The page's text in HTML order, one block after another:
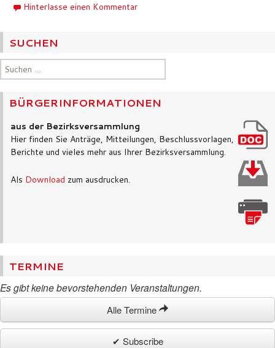
Hinterlasse einen Kommentar
SUCHEN
Suchen
nach:
BÜRGERINFORMATIONEN
aus der Bezirksversammlung
Hier finden Sie Anträge, Mitteilungen, Beschlussvorlagen,
Berichte und vieles mehr aus Ihrer Bezirksversammlung.
Als Download zum ausdrucken.
TERMINE
Es gibt keine bevorstehenden Veranstaltungen.
Alle Termine
✔ Subscribe